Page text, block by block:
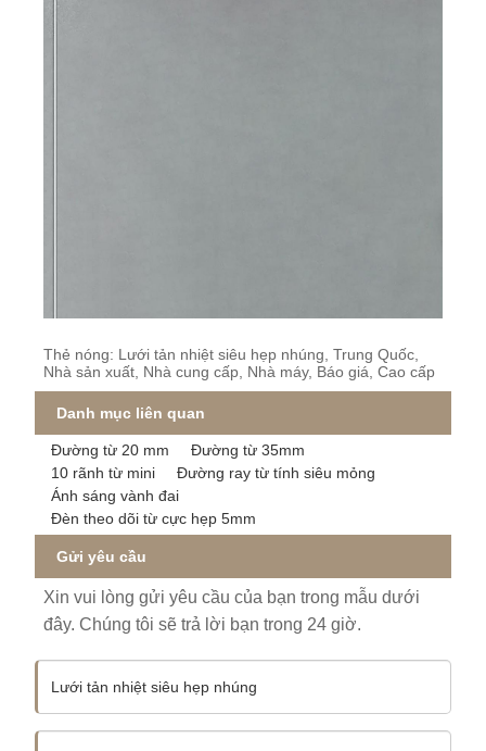
Thẻ nóng: Lưới tản nhiệt siêu hẹp nhúng, Trung Quốc,
Nhà sản xuất, Nhà cung cấp, Nhà máy, Báo giá, Cao cấp
Danh mục liên quan
Đường từ 20 mm
Đường từ 35mm
10 rãnh từ mini
Đường ray từ tính siêu mỏng
Ánh sáng vành đai
Đèn theo dõi từ cực hẹp 5mm
Gửi yêu cầu
Xin vui lòng gửi yêu cầu của bạn trong mẫu dưới
đây. Chúng tôi sẽ trả lời bạn trong 24 giờ.